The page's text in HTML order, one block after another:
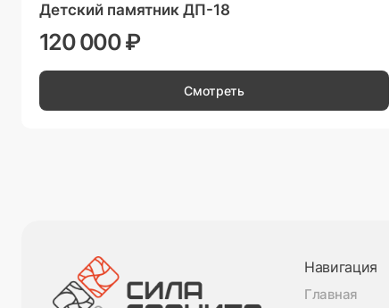
Детский памятник ДП-18
120 000 ₽
Смотреть
Навигация
Главная